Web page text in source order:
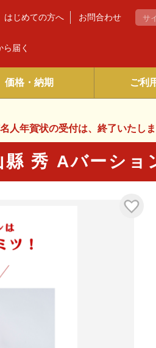
ら届く
はじめての方へ お問合わせ
価格・納期 ご利
人年賀状の受付は、 終了いたしま
縣 秀 Aバーショ